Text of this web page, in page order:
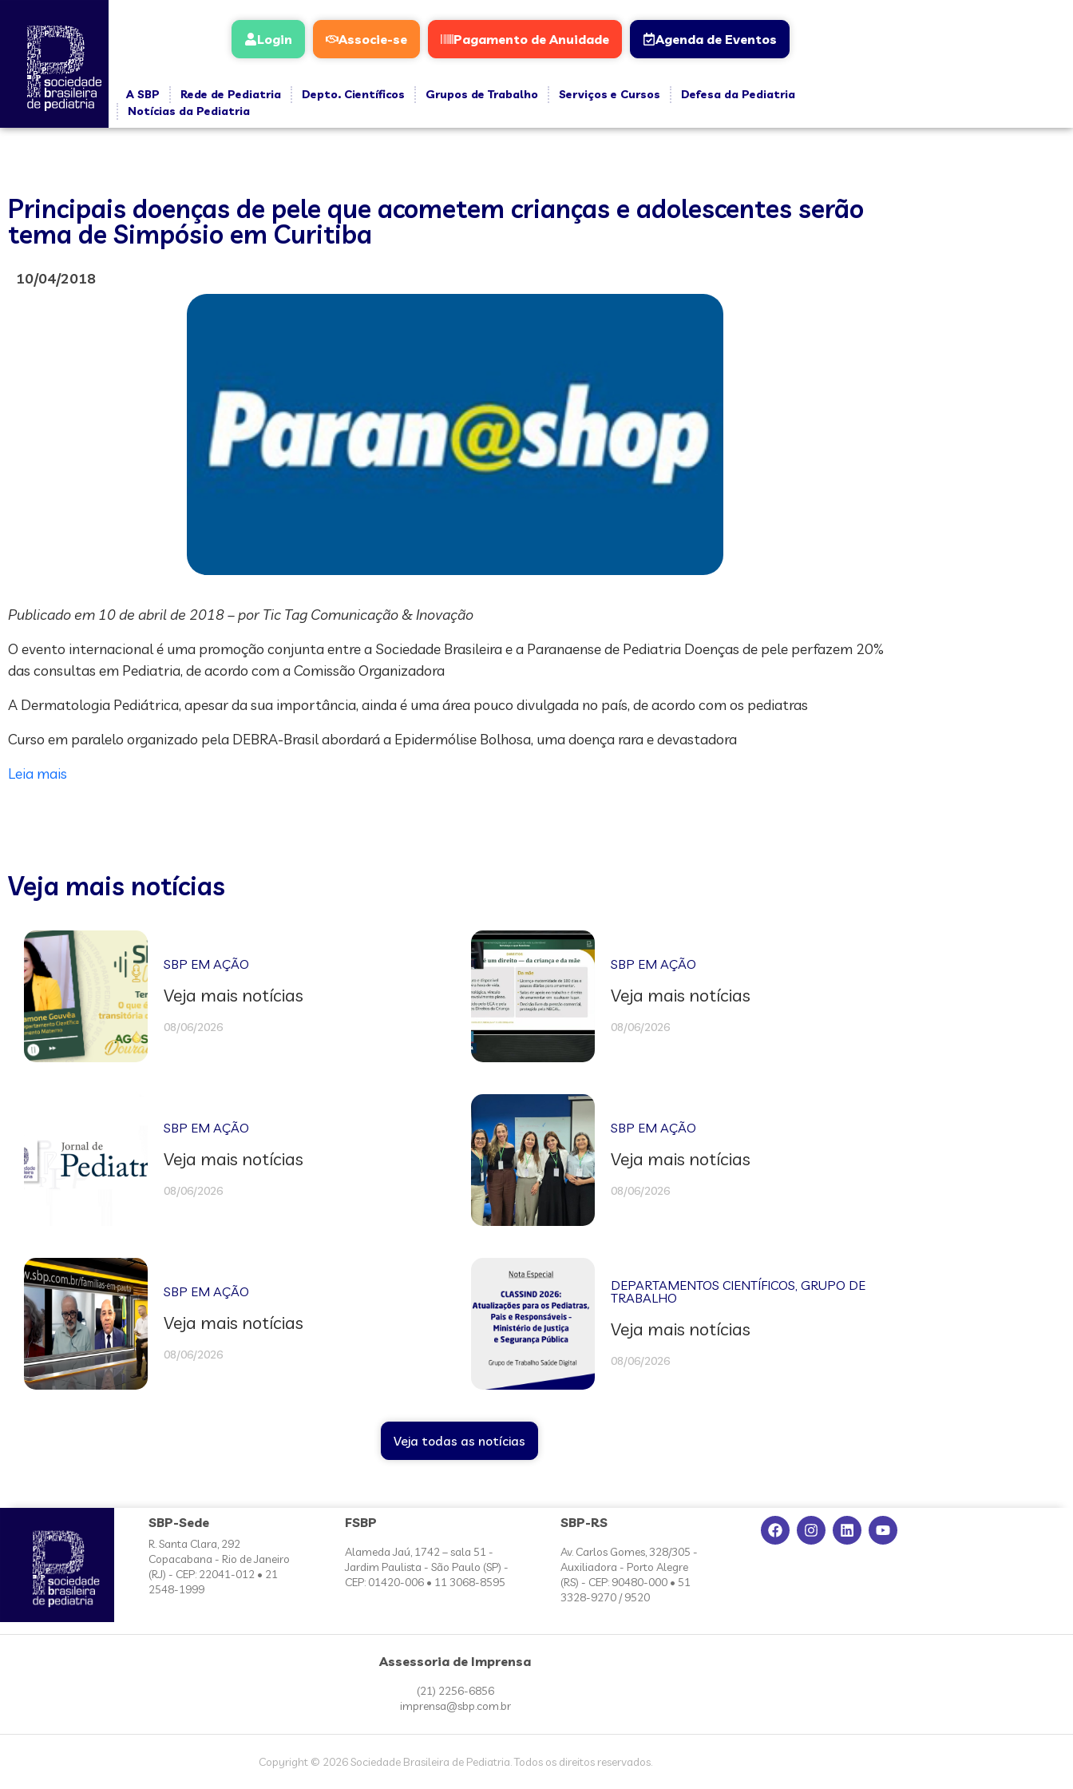
Login Associe-se Pagamento de Anuidade Agenda de Eventos
A SBP Rede de Pediatria Depto. Científicos Grupos de Trabalho Serviços e Cursos
Defesa da Pediatria
Notícias da Pediatria
Principais doenças de pele que acometem crianças e adolescentes serão
tema de Simpósio em Curitiba
10/04/2018
Publicado em 10 de abril de 2018 – por Tic Tag Comunicação & Inovação
O evento internacional é uma promoção conjunta entre a Sociedade Brasileira e a Paranaense de Pediatria Doenças de pele perfazem 20%
das consultas em Pediatria, de acordo com a Comissão Organizadora
A Dermatologia Pediátrica, apesar da sua importância, ainda é uma área pouco divulgada no país, de acordo com os pediatras
Curso em paralelo organizado pela DEBRA-Brasil abordará a Epidermólise Bolhosa, uma doença rara e devastadora
Leia mais
Veja mais notícias
SBP EM AÇÃO
Veja mais notícias
08/06/2026
SBP EM AÇÃO
Veja mais notícias
08/06/2026
SBP EM AÇÃO
Veja mais notícias
08/06/2026
SBP EM AÇÃO
Veja mais notícias
08/06/2026
SBP EM AÇÃO
Veja mais notícias
08/06/2026
DEPARTAMENTOS CIENTÍFICOS,GRUPO DE
TRABALHO
Veja mais notícias
08/06/2026
Veja todas as notícias
SBP-Sede
R. Santa Clara, 292
Copacabana - Rio de Janeiro
(RJ) - CEP: 22041-012 • 21
2548-1999
FSBP
Alameda Jaú, 1742 – sala 51 -
Jardim Paulista - São Paulo (SP) -
CEP: 01420-006 • 11 3068-8595
SBP-RS
Av. Carlos Gomes, 328/305 -
Auxiliadora - Porto Alegre
(RS) - CEP: 90480-000 • 51
3328-9270 / 9520
Assessoria de Imprensa
(21) 2256-6856
imprensa@sbp.com.br
Copyright © 2026 Sociedade Brasileira de Pediatria. Todos os direitos reservados.